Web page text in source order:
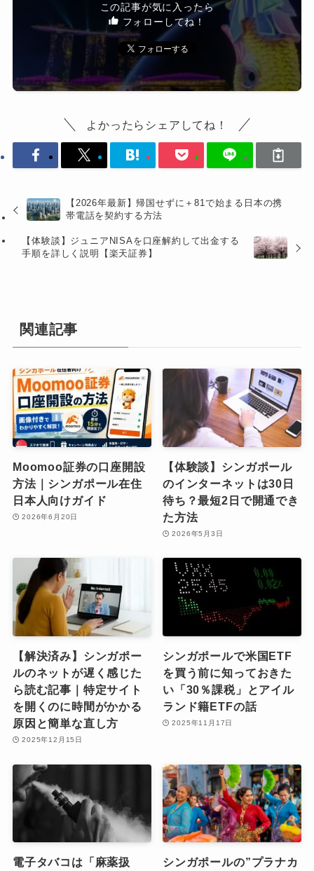
この記事が気に入ったら
フォローしてね！
よかったらシェアしてね！
【2026年最新】帰国せずに＋81で始まる日本の携
帯電話を契約する方法
【体験談】ジュニアNISAを口座解約して出金する
手順を詳しく説明【楽天証券】
関連記事
Moomoo証券の口座開設
方法｜シンガポール在住
日本人向けガイド
2026年6月20日
【体験談】シンガポール
のインターネットは30日
待ち？最短2日で開通でき
た方法
2026年5月3日
【解決済み】シンガポー
ルのネットが遅く感じた
ら読む記事｜特定サイト
を開くのに時間がかかる
原因と簡単な直し方
2025年12月15日
シンガポールで米国ETF
を買う前に知っておきた
い「30％課税」とアイル
ランド籍ETFの話
2025年11月17日
電子タバコは「麻薬扱 シンガポールの”プラナカ